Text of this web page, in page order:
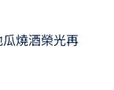
瓜燒酒榮光再